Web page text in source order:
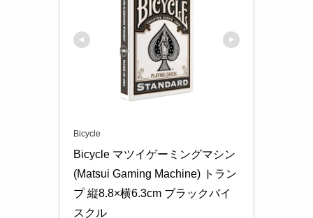
Bicycle
Bicycle マツイゲーミングマシン
(Matsui Gaming Machine) トラン
プ 縦8.8×横6.3cm ブラックバイ
スクル